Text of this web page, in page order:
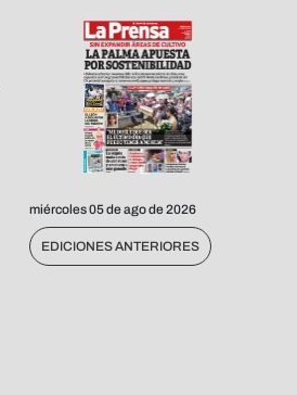
miércoles 05 de ago de 2026
EDICIONES ANTERIORES